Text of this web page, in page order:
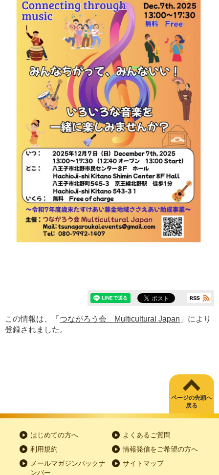
この情報は、「 つながろう会 Multicultural Japan 」により
登録されました。
ページの先頭へ
戻る
はじめての方へ
よくあるご質問
利用規約
情報発信をご希望の方へ
メールマガジンバックナ
ンバー
サイトマップ